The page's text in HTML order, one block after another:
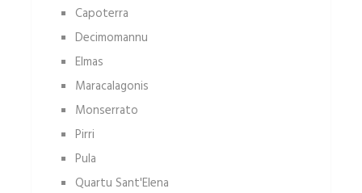
Capoterra
Decimomannu
Elmas
Maracalagonis
Monserrato
Pirri
Pula
Quartu Sant'Elena